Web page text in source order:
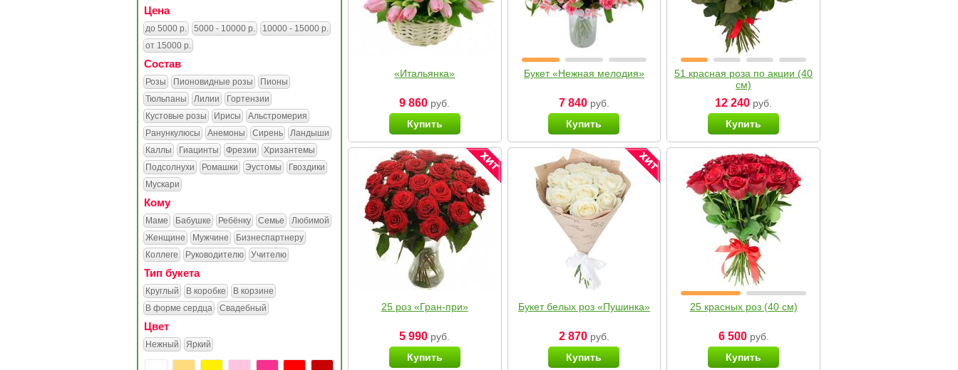
Цена
до 5000 р. 5000 - 10000 р.
10000 - 15000 р.
от 15000 р.
Состав
Розы Пионовидные розы
Пионы
Тюльпаны
Лилии
Гортензии
Кустовые розы
Ирисы
Альстромерия
Ранункулюсы
Анемоны Сирень
Ландыши
Каллы
Гиацинты Фрезии
Хризантемы
Подсолнухи
Ромашки Эустомы
Гвоздики
Мускари
Кому
Маме Бабушке Ребёнку Семье
Любимой
Женщине
Мужчине
Бизнеспартнеру
Коллеге
Руководителю Учителю
Тип букета
Круглый В коробке
В корзине
В форме сердца
Свадебный
Цвет
Нежный Яркий
«Итальянка»
9 860 руб.
Купить
Букет «Нежная мелодия»
7 840руб.
Купить
51 красная роза по акции (40
см)
12 240 руб.
Купить
25 роз «Гран-при»
5 990 руб.
Купить
Букет белых роз «Пушинка»
2 870руб.
Купить
25 красных роз (40 см)
6 500руб.
Купить